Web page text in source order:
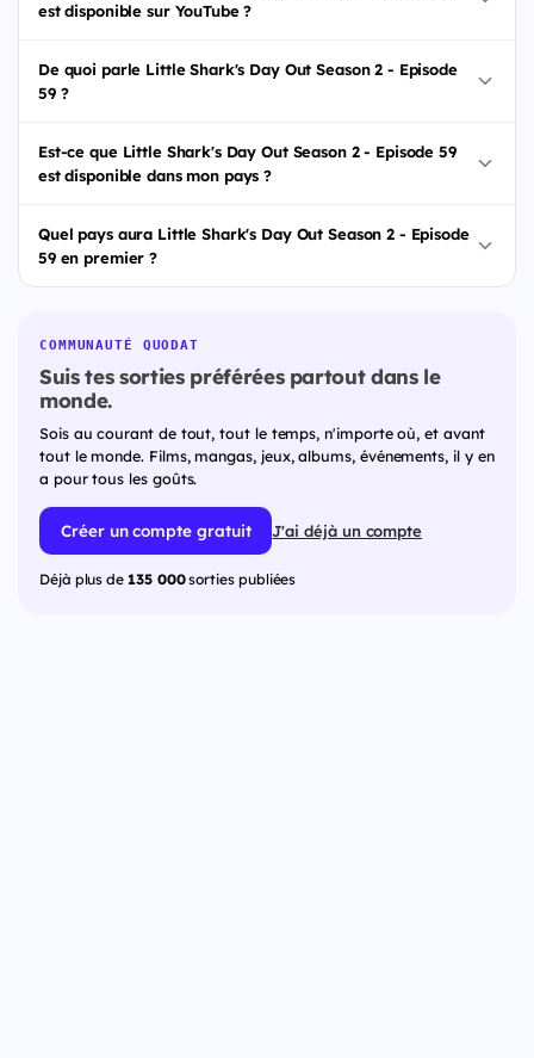
est disponible sur YouTube ?
De quoi parle Little Shark's Day Out Season 2 - Episode
59 ?
Est-ce que Little Shark's Day Out Season 2 - Episode 59
est disponible dans mon pays ?
Quel pays aura Little Shark's Day Out Season 2 - Episode
59 en premier ?
COMMUNAUTÉ QUODAT
Suis tes sorties préférées partout dans le
monde.
Sois au courant de tout, tout le temps, n'importe où, et avant
tout le monde. Films, mangas, jeux, albums, événements, il y en
a pour tous les goûts.
Créer un compte gratuit J'ai déjà un compte
Déjà plus de 135 000sorties publiées